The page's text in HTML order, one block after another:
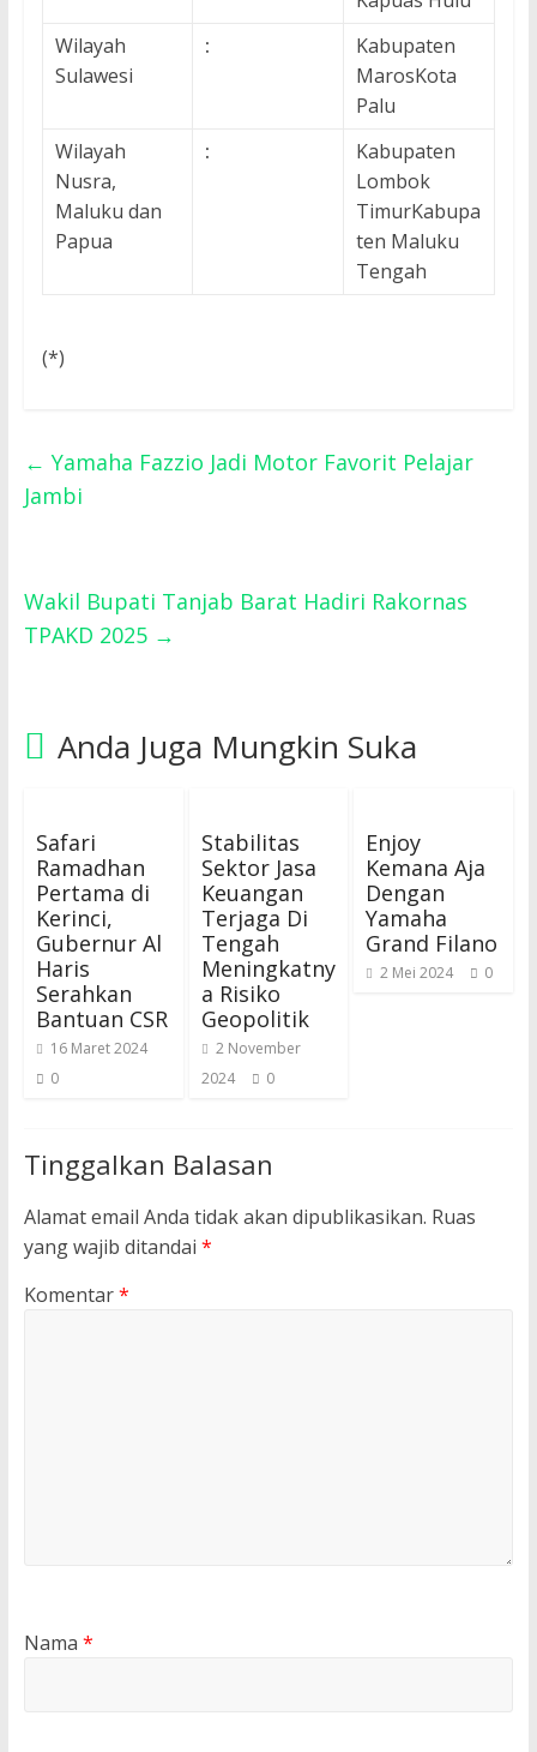
Wilayah
Sulawesi
:
Kabupaten
MarosKota
Palu
Wilayah
Nusra,
Maluku dan
Papua
:
Kabupaten
Lombok
TimurKabupa
ten Maluku
Tengah
(*)
← Yamaha Fazzio Jadi Motor Favorit Pelajar
Jambi
Wakil Bupati Tanjab Barat Hadiri Rakornas
TPAKD 2025 →
Anda Juga Mungkin Suka
Safari
Ramadhan
Pertama di
Kerinci,
Gubernur Al
Haris
Serahkan
Bantuan CSR
16 Maret 2024
0
Stabilitas
Sektor Jasa
Keuangan
Terjaga Di
Tengah
Meningkatny
a Risiko
Geopolitik
2 November
2024
0
Enjoy
Kemana Aja
Dengan
Yamaha
Grand Filano
2 Mei 2024 0
Tinggalkan Balasan
Alamat email Anda tidak akan dipublikasikan. Ruas
yang wajib ditandai *
Komentar*
Nama *